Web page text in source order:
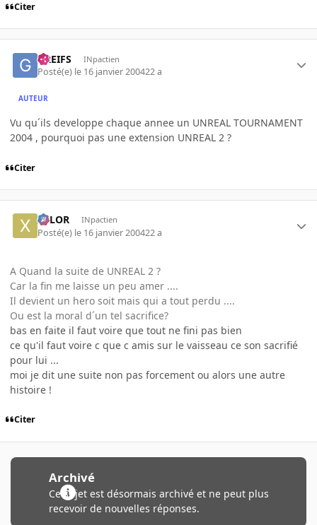
Citer
GREIFS INpactien
Posté(e) le 16 janvier 200422 a
AUTEUR
Vu qu´ils developpe chaque annee un UNREAL TOURNAMENT
2004 , pourquoi pas une extension UNREAL 2 ?
Citer
XELOR INpactien
Posté(e) le 16 janvier 200422 a
A Quand la suite de UNREAL 2 ?
Car la fin me laisse un peu amer ....
Il devient un hero soit mais qui a tout perdu ....
Ou est la moral d´un tel sacrifice?
bas en faite il faut voire que tout ne fini pas bien
ce qu'il faut voire c que c amis sur le vaisseau ce son sacrifié
pour lui ...
moi je dit une suite non pas forcement ou alors une autre
histoire !
Citer
Archivé
Ce sujet est désormais archivé et ne peut plus
recevoir de nouvelles réponses.